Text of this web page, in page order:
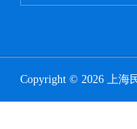
Copyright © 2026 上海